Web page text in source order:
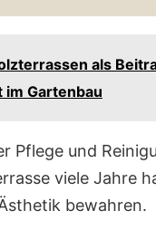
als
im Gartenbau
Pflege und
viele Jahre
bewahren.